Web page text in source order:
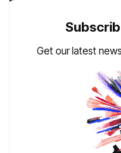
Get our latest